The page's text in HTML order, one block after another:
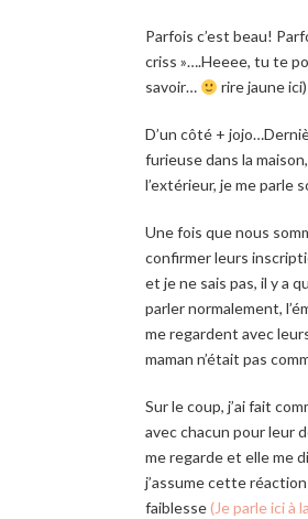
Parfois c’est beau!
criss »….Heeee, tu te
savoir…
rire jaune ici)
D’un côté +
furieuse dans la
l’extérieur, je me parle
Une fois que nous
confirmer leurs
et je ne sais pas, il y a
parler normalement,
me regardent avec
maman n’était pas
Sur le coup, j’ai fait
avec chacun pour leur
me regarde et elle me
j’assume cette
faiblesse(Je parle ici à